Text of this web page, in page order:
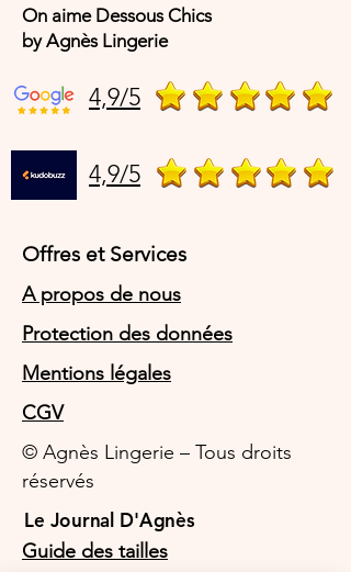
On aime Dessous Chics
by Agnès Lingerie
4,9/5
4,9/5
Offres et Services
A propos de nous
Protection des données
Mentions légales
CGV
© Agnès Lingerie – Tous droits
réservés
Le Journal D'Agnès
Le Journal D'Agnès
Guide des tailles